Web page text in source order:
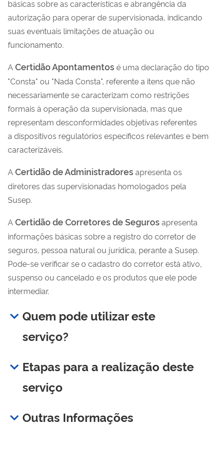
básicas sobre as características e abrangência da
autorização para operar de supervisionada, indicando
suas eventuais limitações de atuação ou
funcionamento.
A Certidão Apontamentosé uma declaração do tipo
"Consta" ou "Nada Consta", referente a itens que não
necessariamente se caracterizam como restrições
formais à operação da supervisionada, mas que
representam desconformidades objetivas referentes
a dispositivos regulatórios específicos relevantes e bem
caracterizáveis.
A Certidão de Administradoresapresenta os
diretores das supervisionadas homologados pela
Susep.
A Certidão de Corretores de Segurosapresenta
informações básicas sobre a registro do corretor de
seguros, pessoa natural ou jurídica, perante a Susep.
Pode-se verificar se o cadastro do corretor está ativo,
suspenso ou cancelado e os produtos que ele pode
intermediar.
Quem pode utilizar este
serviço?
Etapas para a realização deste
serviço
Outras Informações